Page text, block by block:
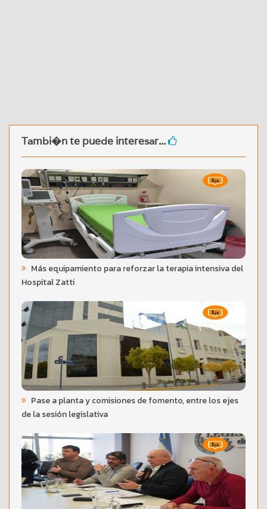
Tambi�n te puede interesar...
Más equipamiento para reforzar la terapia intensiva del
Hospital Zatti
Pase a planta y comisiones de fomento, entre los ejes
de la sesión legislativa